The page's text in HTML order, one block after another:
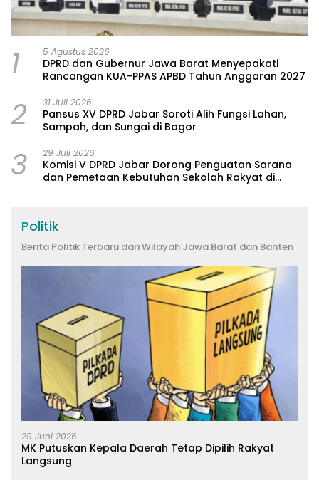
1 5 Agustus 2026
DPRD dan Gubernur Jawa Barat Menyepakati
Rancangan KUA-PPAS APBD Tahun Anggaran 2027
2 31 Juli 2026
Pansus XV DPRD Jabar Soroti Alih Fungsi Lahan,
Sampah, dan Sungai di Bogor
3 29 Juli 2026
Komisi V DPRD Jabar Dorong Penguatan Sarana
dan Pemetaan Kebutuhan Sekolah Rakyat di
Politik
Berita Politik Terbaru dari Wilayah Jawa Barat dan Banten
29 Juni 2026
MK Putuskan Kepala Daerah Tetap Dipilih Rakyat
Langsung